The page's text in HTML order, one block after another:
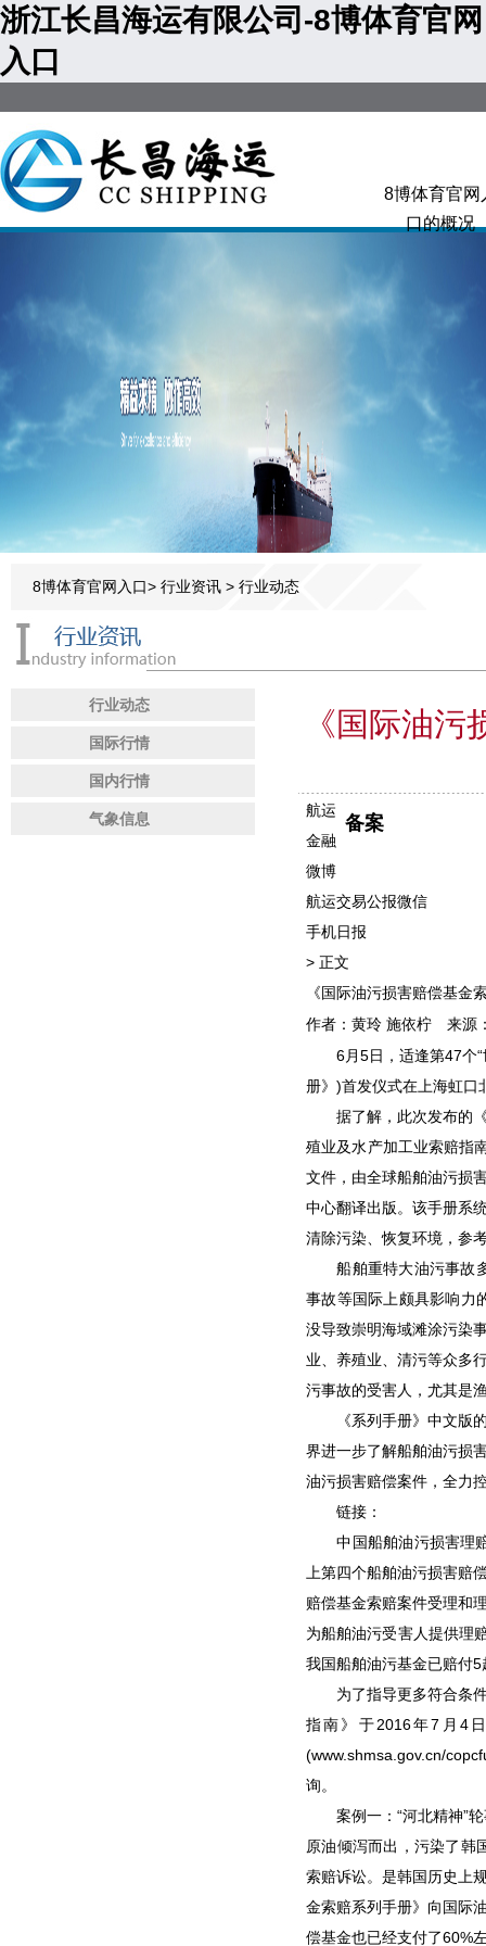
浙江长昌海运有限公司-8博体育官网
入口
8博体育官网
口的概况
8博体育官网入口> 行业资讯 > 行业动态
行业动态
国际行情
国内行情
气象信息
《国际油
备案
航运
金融
微博
航运交易公报微信
手机日报
> 正文
《国际油污损害赔偿基金
作者：黄玲 施依柠
来源
6月5日，适逢第47个“
册》)首发仪式在上海虹口
据了解，此次发布的《
殖业及水产加工业索赔指
文件，由全球船舶油污损
中心翻译出版。该手册系
清除污染、恢复环境，参
船舶重特大油污事故多
事故等国际上颇具影响力
没导致崇明海域滩涂污染
业、养殖业、清污等众多
污事故的受害人，尤其是
《系列手册》中文版的
界进一步了解船舶油污损
油污损害赔偿案件，全力
链接：
中国船舶油污损害理赔
上第四个船舶油污损害
赔偿基金索赔案件受理和
为船舶油污受害人提供理
我国船舶油污基金已赔付
为了指导更多符合条件
指南》于2016年7月4
(www.shmsa.gov.cn/
询。
案例一：“河北精神”轮
原油倾泻而出，污染了韩
索赔诉讼。是韩国历史上
金索赔系列手册》向国际
偿基金也已经支付了60%